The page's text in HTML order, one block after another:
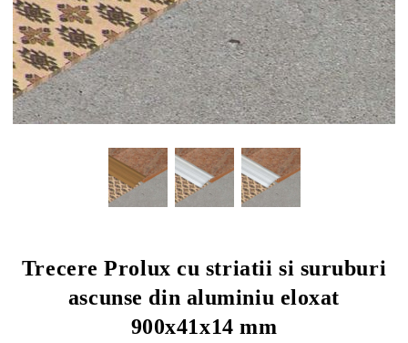
Trecere Prolux cu striatii si suruburi
ascunse din aluminiu eloxat
900x41x14 mm